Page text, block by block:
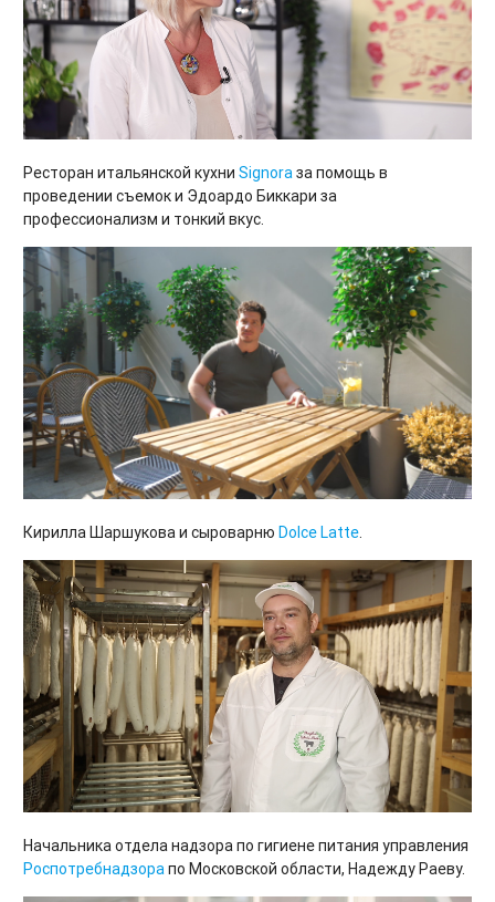
Ресторан итальянской кухни Signora за помощь в
проведении съемок и Эдоардо Биккари за
профессионализм и тонкий вкус.
Кирилла Шаршукова и сыроварню Dolce Latte.
Начальника отдела надзора по гигиене питания управления
Роспотребнадзорапо Московской области, Надежду Раеву.